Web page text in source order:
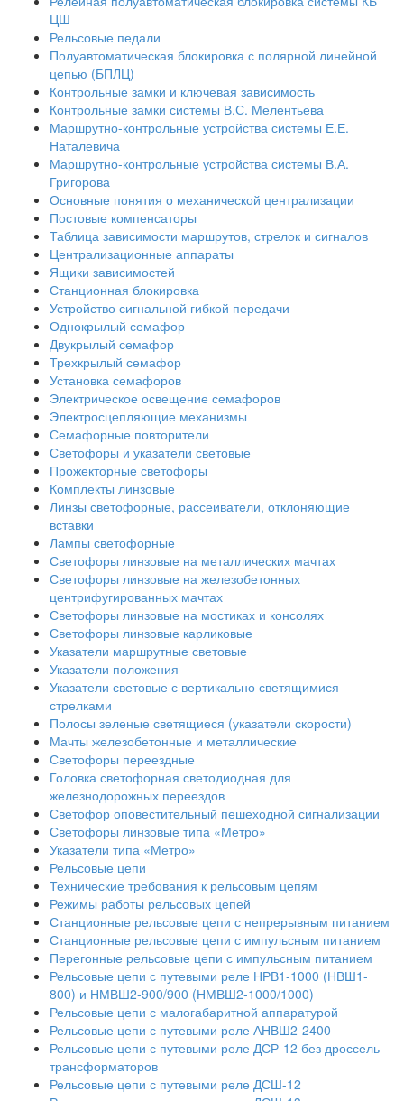
ЦШ
Рельсовые педали
Полуавтоматическая блокировка с полярной линейной
цепью (БПЛЦ)
Контрольные замки и ключевая зависимость
Контрольные замки системы В.С. Мелентьева
Маршрутно-контрольные устройства системы Е.Е.
Наталевича
Маршрутно-контрольные устройства системы В.А.
Григорова
Основные понятия о механической централизации
Постовые компенсаторы
Таблица зависимости маршрутов, стрелок и сигналов
Централизационные аппараты
Ящики зависимостей
Станционная блокировка
Устройство сигнальной гибкой передачи
Однокрылый семафор
Двукрылый семафор
Трехкрылый семафор
Установка семафоров
Электрическое освещение семафоров
Электросцепляющие механизмы
Семафорные повторители
Светофоры и указатели световые
Прожекторные светофоры
Комплекты линзовые
Линзы светофорные, рассеиватели, отклоняющие
вставки
Лампы светофорные
Светофоры линзовые на металлических мачтах
Светофоры линзовые на железобетонных
центрифугированных мачтах
Светофоры линзовые на мостиках и консолях
Светофоры линзовые карликовые
Указатели маршрутные световые
Указатели положения
Указатели световые с вертикально светящимися
стрелками
Полосы зеленые светящиеся (указатели скорости)
Мачты железобетонные и металлические
Светофоры переездные
Головка светофорная светодиодная для
железнодорожных переездов
Светофор оповестительный пешеходной сигнализации
Светофоры линзовые типа «Метро»
Указатели типа «Метро»
Рельсовые цепи
Технические требования к рельсовым цепям
Режимы работы рельсовых цепей
Станционные рельсовые цепи с непрерывным питанием
Станционные рельсовые цепи с импульсным питанием
Перегонные рельсовые цепи с импульсным питанием
Рельсовые цепи с путевыми реле НРВ1-1000 (НВШ1-
800) и НМВШ2-900/900 (НМВШ2-1000/1000)
Рельсовые цепи с малогабаритной аппаратурой
Рельсовые цепи с путевыми реле АНВШ2-2400
Рельсовые цепи с путевыми реле ДСР-12 без дроссель-
трансформаторов
Рельсовые цепи с путевыми реле ДСШ-12